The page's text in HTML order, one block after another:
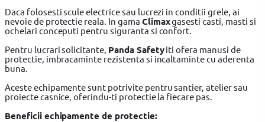
Daca folosesti scule electrice sau lucrezi in conditii grele, ai
nevoie de protectie reala. In gama Climaxgasesti casti, masti si
ochelari conceputi pentru siguranta si confort.
Pentru lucrari solicitante, Panda Safetyiti ofera manusi de
protectie, imbracaminte rezistenta si incaltaminte cu aderenta
buna.
Aceste echipamente sunt potrivite pentru santier, atelier sau
proiecte casnice, oferindu-ti protectie la fiecare pas.
Beneficii echipamente de protectie: